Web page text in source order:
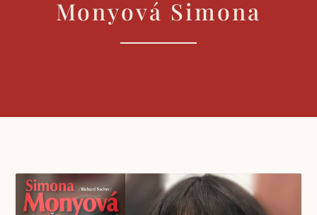
Monyová Simona